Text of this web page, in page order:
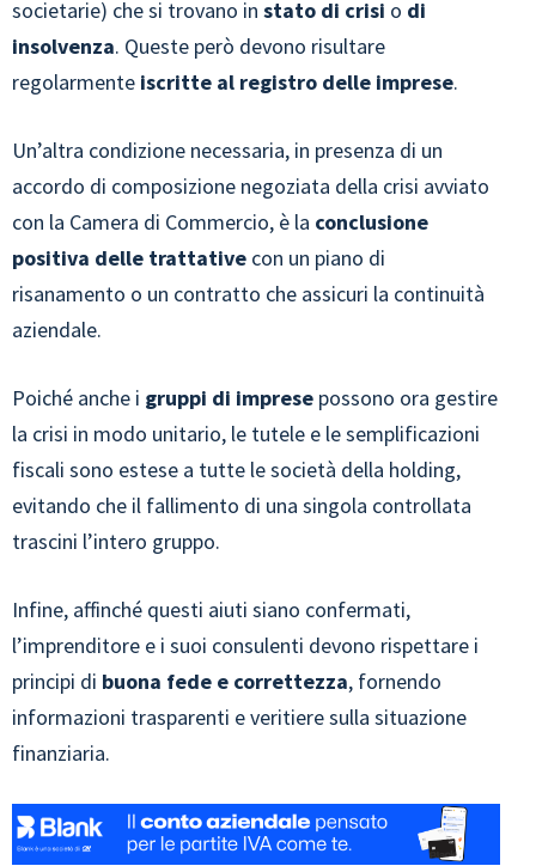
societarie) che si trovano in stato di crisi o di
insolvenza. Queste però devono risultare
regolarmente iscritte al registro delle imprese.
Un’altra condizione necessaria, in presenza di un
accordo di composizione negoziata della crisi avviato
con la Camera di Commercio, è la conclusione
positiva delle trattative con un piano di
risanamento o un contratto che assicuri la continuità
aziendale.
Poiché anche i gruppi di imprese possono ora gestire
la crisi in modo unitario, le tutele e le semplificazioni
fiscali sono estese a tutte le società della holding,
evitando che il fallimento di una singola controllata
trascini l’intero gruppo.
Infine, affinché questi aiuti siano confermati,
l’imprenditore e i suoi consulenti devono rispettare i
principi di buona fede e correttezza, fornendo
informazioni trasparenti e veritiere sulla situazione
finanziaria.